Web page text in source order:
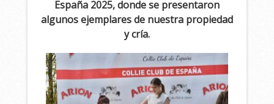
España 2025, donde se presentaron
algunos ejemplares de nuestra propiedad
y cría.